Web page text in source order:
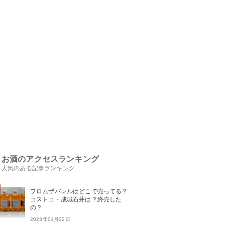
お酒のアクセスランキング
人気のある記事ランキング
フロムザバレルはどこで売ってる？
コストコ・成城石井は？終売した
の？
2023年01月22日